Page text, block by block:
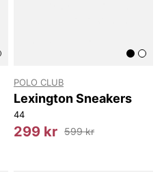
POLO CLUB
Lexington Sneakers
44
299 kr 599 kr